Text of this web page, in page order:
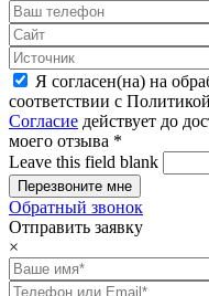
Я согласен(на) на
соответствии с
Согласие действует до
моего отзыва *
Leave this field blank
Обратный звонок
Отправить заявку
×